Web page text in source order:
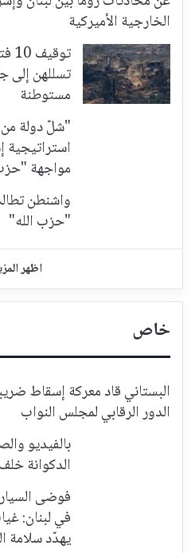
الخارجية الأميركية
تسللهن إلى
مستوطنة
"شلّ دولة
استراتيجية
مواجهة
واشنطن
"حزب الله"
اظهر
خاص
البستاني قاد معركة إسقاط
الدور الرقابي لمجلس النواب
بالفيديو
الدكوانة
فوضى
في لبنان:
يهدّد سلامة